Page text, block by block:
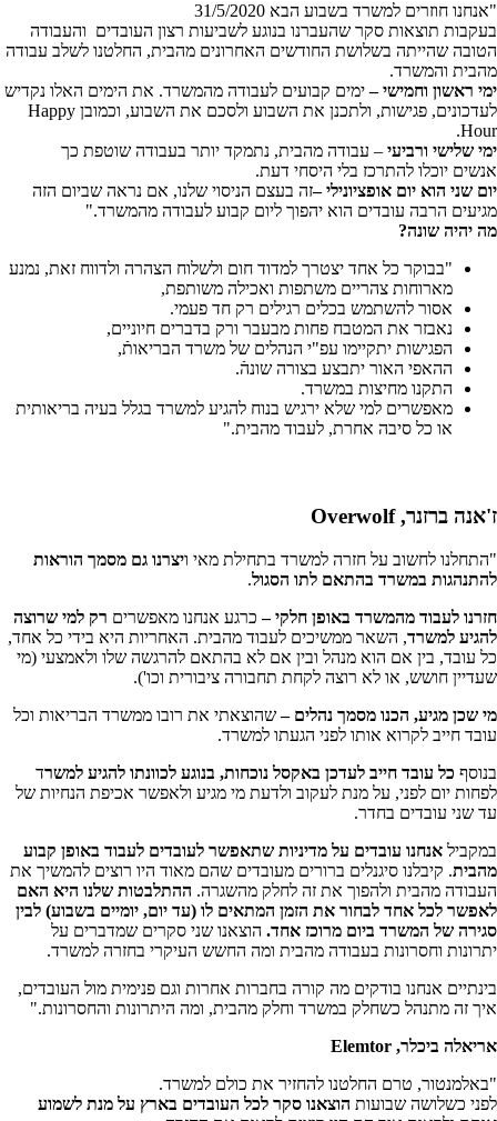
"אנחנו חוזרים למשרד בשבוע הבא 31/5/2020
בעקבות תוצאות סקר שהעברנו בנוגע לשביעות רצון העובדים והעבודה
הטובה שהייתה בשלושת החודשים האחרונים מהבית, החלטנו לשלב עבודה
מהבית והמשרד.
ימי ראשון וחמישי –ימים קבועים לעבודה מהמשרד. את הימים האלו נקדיש
לעדכונים, פגישות, ולתכנן את השבוע ולסכם את השבוע, וכמובן Happy
Hour.
ימי שלישי ורביעי – עבודה מהבית, נתמקד יותר בעבודה שוטפת כך
אנשים יוכלו להתרכז בלי היסחי דעת.
יום שני הוא יום אופציונילי –זה בעצם הניסוי שלנו, אם נראה שביום הזה
מגיעים הרבה עובדים הוא יהפוך ליום קבוע לעבודה מהמשרד."
מה יהיה שונה?
"בבוקר כל אחד יצטרך למדוד חום ולשלוח הצהרה ולדווח זאת, נמנע
מארוחות צהריים משתפות ואכילה משותפת,
אסור להשתמש בכלים רגילים רק חד פעמי.
נאבזר את המטבח פחות מבעבר ורק בדברים חיוניים,
הפגישות יתקיימו עפ"י הנהלים של משרד הבריאותֿ,
ההאפי האור יתבצע בצורה שונהֿ.
התקנו מחיצות במשרד.
מאפשרים למי שלא ירגיש בנוח להגיע למשרד בגלל בעיה בריאותית
או כל סיבה אחרת, לעבוד מהבית."
ז'אנה ברזנר, Overwolf
"התחלנו לחשוב על חזרה למשרד בתחילת מאי ויצרנו גם מסמך הוראות
להתנהגות במשרד בהתאם לתו הסגול.
חזרנו לעבוד מהמשרד באופן חלקי –כרגע אנחנו מאפשרים רק למי שרוצה
להגיע למשרד, השאר ממשיכים לעבוד מהבית. האחריות היא בידי כל אחד,
כל עובד, בין אם הוא מנהל ובין אם לא בהתאם להרגשה שלו ולאמצעי (מי
שעדיין חושש, או לא רוצה לקחת תחבורה ציבורית וכו').
מי שכן מגיע, הכנו מסמך נהלים –שהוצאתי את רובו ממשרד הבריאות וכל
עובד חייב לקרוא אותו לפני הגעתו למשרד.
בנוסף כל עובד חייב לעדכן באקסל נוכחות, בנוגע לכוונתו להגיע למשרד
לפחות יום לפני, על מנת לעקוב ולדעת מי מגיע ולאפשר אכיפת הנחיות של
עד שני עובדים בחדר.
במקביל אנחנו עובדים על מדיניות שתאפשר לעובדים לעבוד באופן קבוע
מהבית. קיבלנו סיגנלים ברורים מעובדים שהם מאוד היו רוצים להמשיך את
העבודה מהבית ולהפוך את זה לחלק מהשגרה. ההתלבטות שלנו היא האם
לאפשר לכל אחד לבחור את הזמן המתאים לו (עד יום, יומיים בשבוע) לבין
סגירה של המשרד ביום מרוכז אחד. הוצאנו שני סקרים שמדברים על
יתרונות וחסרונות בעבודה מהבית ומה החשש העיקרי בחזרה למשרד.
בינתיים אנחנו בודקים מה קורה בחברות אחרות וגם פנימית מול העובדים,
איך זה מתנהל כשחלק במשרד וחלק מהבית, ומה היתרונות והחסרונות."
אריאלה ביכלר, Elemtor
"באלמנטור, טרם החלטנו להחזיר את כולם למשרד.
לפני כשלושה שבועות הוצאנו סקר לכל העובדים בארץ על מנת לשמוע